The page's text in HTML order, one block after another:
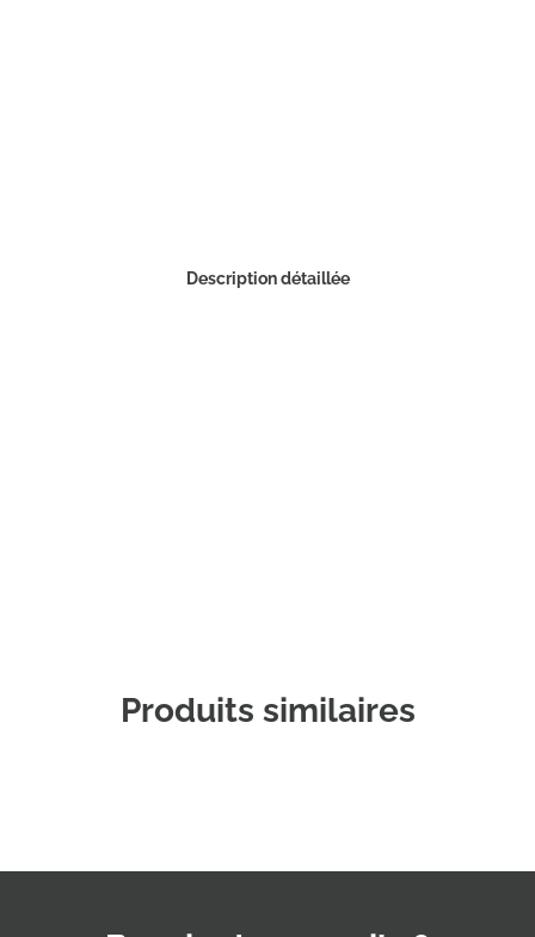
Description détaillée
Produits similaires